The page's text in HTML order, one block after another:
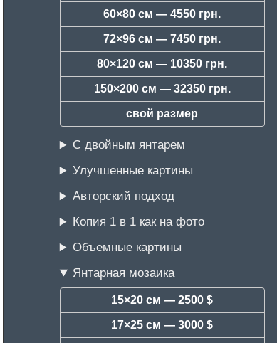
60×80 см —4550 грн.
72×96 см —7450 грн.
80×120 см — 10350 грн.
150×200 см — 32350 грн.
свой размер
С двойным янтарем
Улучшенные картины
Авторский подход
Копия 1 в 1 как на фото
Объемные картины
Янтарная мозаика
15×20 см —2500 $
17×25 см —3000 $